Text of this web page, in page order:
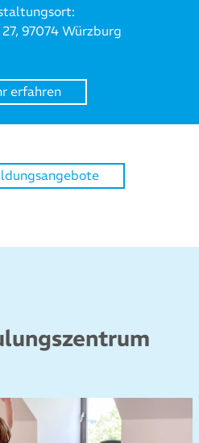
97074 Würzburg
erfahren